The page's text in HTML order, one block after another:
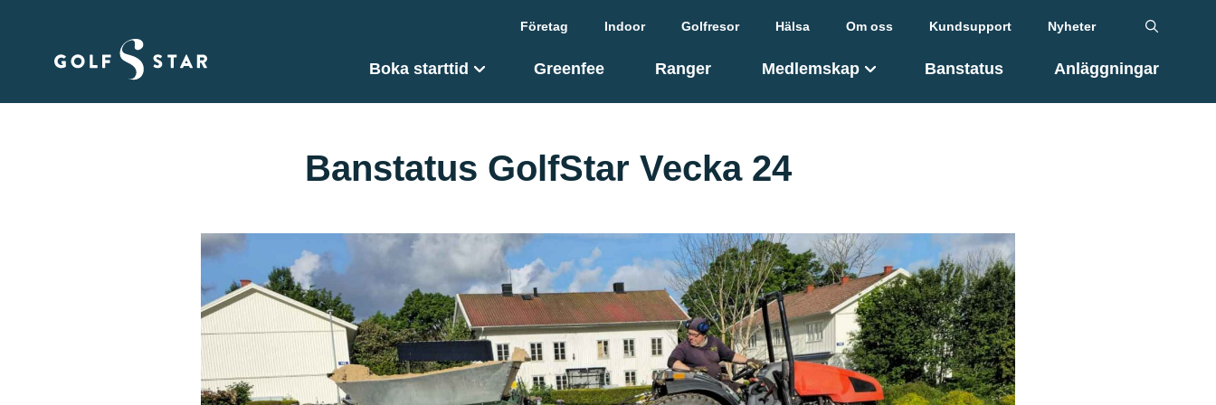
Företag Indoor Golfresor Hälsa Om oss Kundsupport Nyheter
Boka starttid Greenfee Ranger Medlemskap Banstatus Anläggningar
Banstatus GolfStar Vecka 24